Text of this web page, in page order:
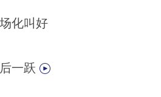
化叫好
一跃